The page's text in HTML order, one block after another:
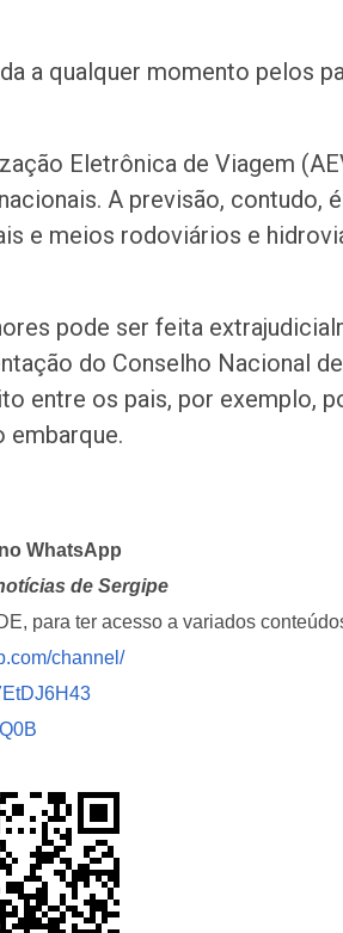
a qualquer momento pelos
Eletrônica de Viagem
A previsão, contudo,
e meios rodoviários e
pode ser feita
do Conselho Nacional
entre os pais, por exemplo,
embarque.
WhatsApp
de Sergipe
para ter acesso a variados
channel/